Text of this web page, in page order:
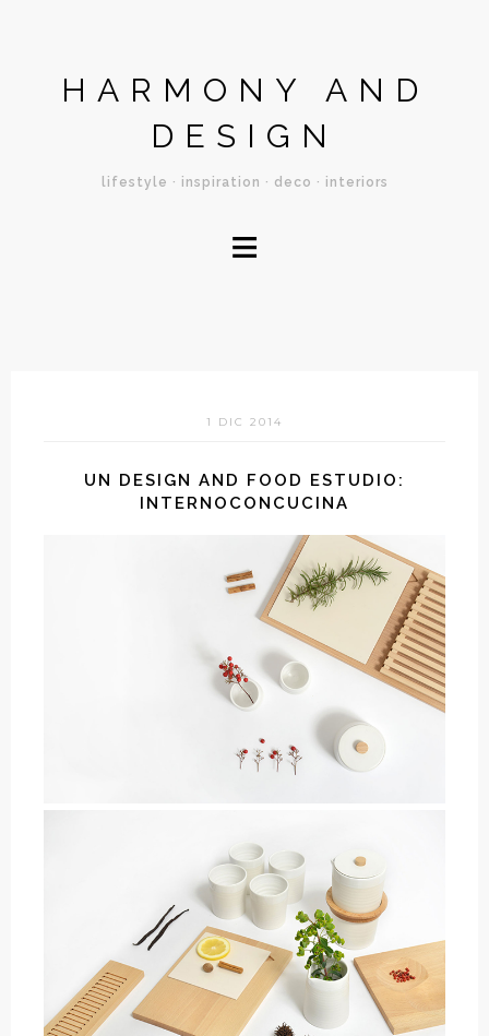
HARMONY AND
DESIGN
lifestyle · inspiration · deco · interiors
≡
1 DIC 2014
UN DESIGN AND FOOD ESTUDIO:
INTERNOCONCUCINA